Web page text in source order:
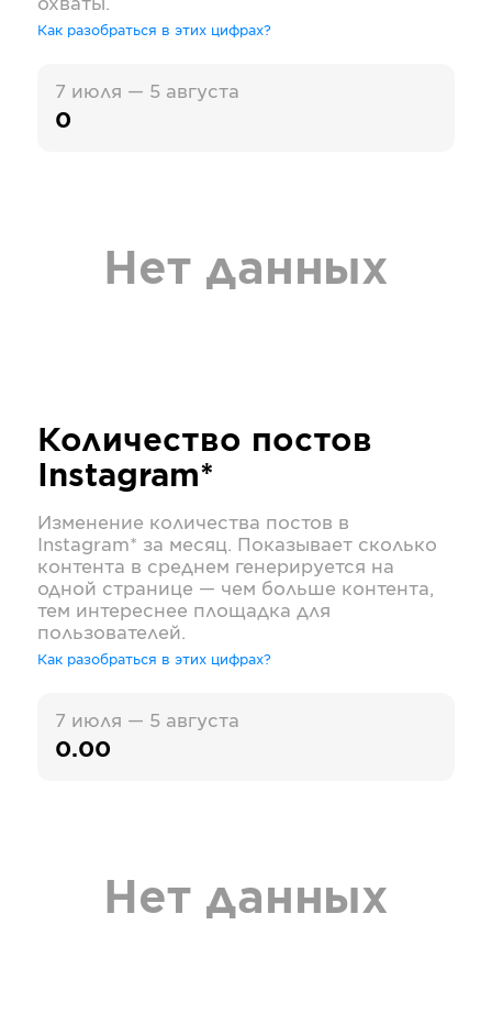
охваты.
Как разобраться в этих цифрах?
7 июля — 5 августа
0
Нет данных
Количество постов
Instagram*
Изменение количества постов в
Instagram* за месяц. Показывает сколько
контента в среднем генерируется на
одной странице — чем больше контента,
тем интереснее площадка для
пользователей.
Как разобраться в этих цифрах?
7 июля — 5 августа
0.00
Нет данных